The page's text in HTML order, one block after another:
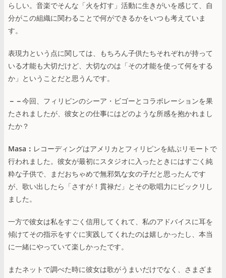
らしい。音楽でそんな「火を灯す」活動に生きがいを感じて、自
分がこの組織に関わることで何ができるかをいつも考えていま
す。
表現力という点に関しては、もちろん子供たちそれぞれが持って
いる才能も大切だけど、大切なのは「その才能を使って何をする
か」ということだと思うんです。
－－今回、フィリピンのシーア・ビゴーとコラボレーションを果
たされましたが、彼女との仕事にはどのような所感を抱かれまし
たか？
Masa： レコーディングはアメリカとフィリピンを結ぶリモートで
行われました。彼女が最初にスタジオに入ったときにはすごく純
粋な子供で、まだおちゃめで無邪気な女の子だと思ったんです
が、歌い出したら「さすが！貫禄だ」とその歌唱力にビックリし
ました。
一方で彼女は私をすごく信用してくれて、私のアドバイスに耳を
傾けてその指示をすぐに実践してくれたのは嬉しかったし、本当
に一緒にやっていて楽しかったです。
またネットで調べた時に彼女は歌がうまいだけでなく、さまざま